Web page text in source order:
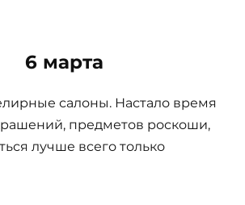
6 марта
салоны. Настало время
предметов роскоши,
лучше всего только